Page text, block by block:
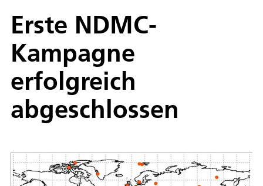
Erste NDMC-
Kampagne
erfolgreich
abgeschlossen